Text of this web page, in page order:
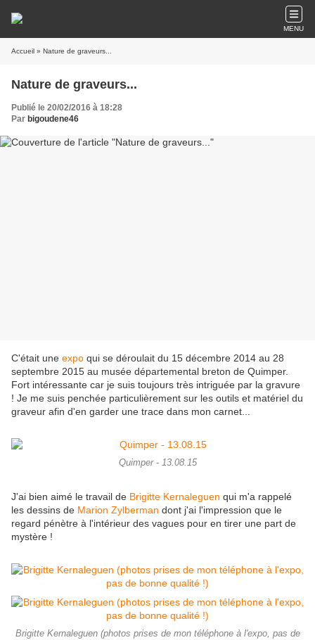
MENU
Accueil » Nature de graveurs...
Nature de graveurs...
Publié le 20/02/2016 à 18:28
Par bigoudene46
C'était une expo qui se déroulait du 15 décembre 2014 au 28
septembre 2015 au musée départemental breton de Quimper.
Fort intéressante car je suis toujours très intriguée par la gravure
! Je me suis penchée particulièrement sur les outils et matériel du
graveur afin d'en garder une trace dans mon carnet...
Quimper - 13.08.15
J'ai bien aimé le travail de Brigitte Kernaleguen qui m'a rappelé
les dessins de Marion Zylberman dont j'ai l'impression que le
regard pénètre à l'intérieur des vagues pour en tirer une part de
mystère !
Brigitte Kernaleguen (photos prises de mon téléphone à l'expo, pas de